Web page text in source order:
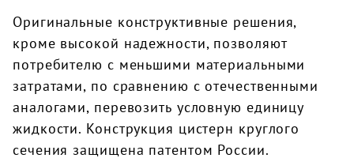
Оригинальные конструктивные решения,
кроме высокой надежности, позволяют
потребителю с меньшими материальными
затратами, по сравнению с отечественными
аналогами, перевозить условную единицу
жидкости. Конструкция цистерн круглого
сечения защищена патентом России.